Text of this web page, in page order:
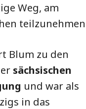
Weg, am
Blum zu den
sächsischen
und war als
in das